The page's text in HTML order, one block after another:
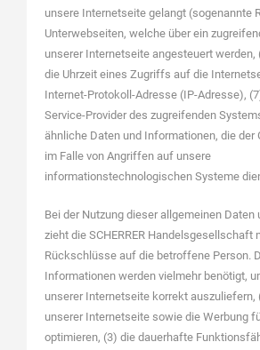
unsere Internetseite gelangt (sogenannte
Unterwebseiten, welche über ein
unserer Internetseite angesteuert werden,
die Uhrzeit eines Zugriffs auf die
Internet-Protokoll-Adresse (IP-Adresse),
Service-Provider des zugreifenden
ähnliche Daten und Informationen, die der
im Falle von Angriffen auf unsere
informationstechnologischen Systeme
Bei der Nutzung dieser allgemeinen
zieht die SCHERRER Handelsgesellschaft
Rückschlüsse auf die betroffene Person.
Informationen werden vielmehr benötigt,
unserer Internetseite korrekt auszuliefern,
unserer Internetseite sowie die Werbung
optimieren, (3) die dauerhafte